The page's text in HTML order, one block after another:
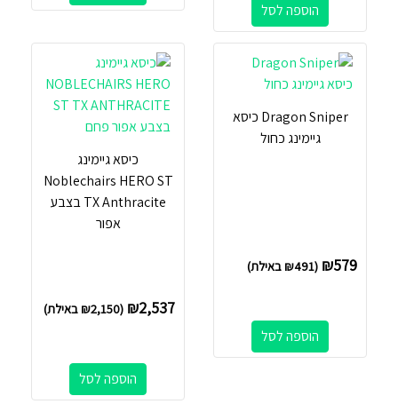
הוספה לסל
Dragon Sniper כיסא
גיימינג כחול
₪579
(
₪491 באילת)
הוספה לסל
כיסא גיימינג
Noblechairs HERO ST
TX Anthracite בצבע
אפור
₪2,537
(
₪2,150 באילת)
הוספה לסל